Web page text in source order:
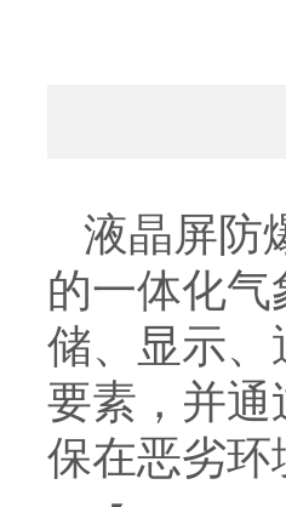
液晶屏防
的一体化
储、显示、
要素，并通
保在恶劣环